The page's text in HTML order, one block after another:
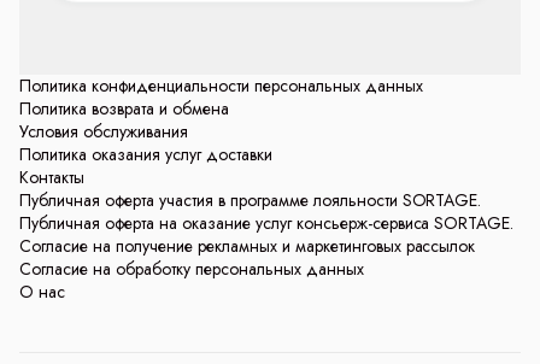
Политика конфиденциальности персональных данных
Политика возврата и обмена
Условия обслуживания
Политика оказания услуг доставки
Контакты
Публичная оферта участия в программе лояльности SORTAGE.
Публичная оферта на оказание услуг консьерж-сервиса SORTAGE.
Согласие на получение рекламных и маркетинговых рассылок
Согласие на обработку персональных данных
О нас